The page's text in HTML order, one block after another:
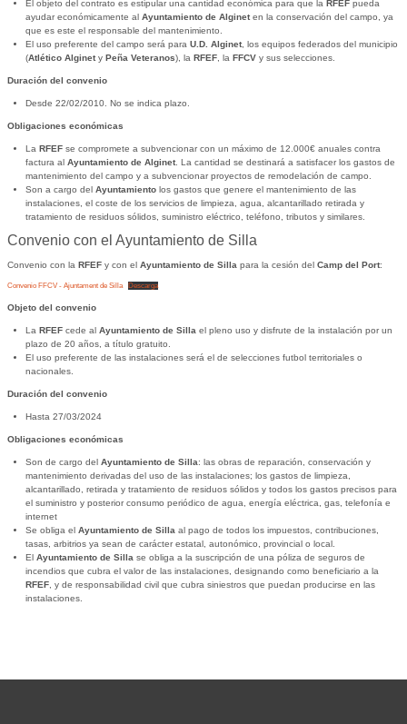
El objeto del contrato es estipular una cantidad económica para que la RFEFpueda
ayudar económicamente al Ayuntamiento de Algineten la conservación del campo, ya
que es este el responsable del mantenimiento.
El uso preferente del campo será paraU.D. Alginet, los equipos federados del municipio
(Atlético Alginety Peña Veteranos), la RFEF, la FFCVy sus selecciones.
Duración del convenio
Desde 22/02/2010. No se indica plazo.
Obligaciones económicas
La RFEFse compromete a subvencionar con un máximo de 12.000€ anuales contra
factura al Ayuntamiento de Alginet. La cantidad se destinará a satisfacer los gastos de
mantenimiento del campo y a subvencionar proyectos de remodelación de campo.
Son a cargo del Ayuntamientolos gastos que genere el mantenimiento de las
instalaciones, el coste de los servicios de limpieza, agua, alcantarillado retirada y
tratamiento de residuos sólidos, suministro eléctrico, teléfono, tributos y similares.
Convenio con el Ayuntamiento de Silla
Convenio con la RFEFy con el Ayuntamiento de Sillapara la cesión del Camp del Port:
Convenio FFCV - Ajuntament de Silla Descarga
Objeto del convenio
La RFEFcede al Ayuntamiento de Sillael pleno uso y disfrute de la instalación por un
plazo de 20 años, a título gratuito.
El uso preferente de las instalaciones será el de selecciones futbol territoriales o
nacionales.
Duración del convenio
Hasta 27/03/2024
Obligaciones económicas
Son de cargo del Ayuntamiento de Silla: las obras de reparación, conservación y
mantenimiento derivadas del uso de las instalaciones; los gastos de limpieza,
alcantarillado, retirada y tratamiento de residuos sólidos y todos los gastos precisos para
el suministro y posterior consumo periódico de agua, energía eléctrica, gas, telefonía e
internet
Se obliga el Ayuntamiento de Silla al pago de todos los impuestos, contribuciones,
tasas, arbitrios ya sean de carácter estatal, autonómico, provincial o local.
El Ayuntamiento de Silla se obliga a la suscripción de una póliza de seguros de
incendios que cubra el valor de las instalaciones, designando como beneficiario a la
RFEF, y de responsabilidad civil que cubra siniestros que puedan producirse en las
instalaciones.